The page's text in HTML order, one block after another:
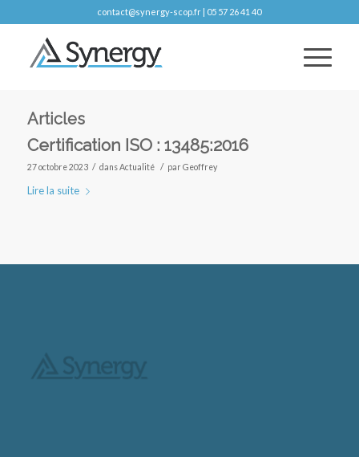
contact@synergy-scop.fr | 05 57 26 41 40
Articles
Certification ISO : 13485:2016
27 octobre 2023 / dansActualité / par Geoffrey
Lire la suite